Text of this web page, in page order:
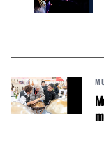
ambiente ou
e buffets;
centers com
hospitais com
shows,
corporativas,